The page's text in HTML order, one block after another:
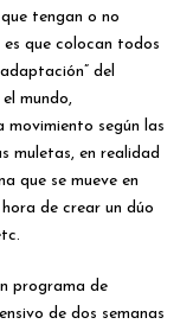
tengan o no
que colocan todos
del
mundo,
según las
muletas, en realidad
que se mueve en
de crear un dúo
programa de
de dos semanas